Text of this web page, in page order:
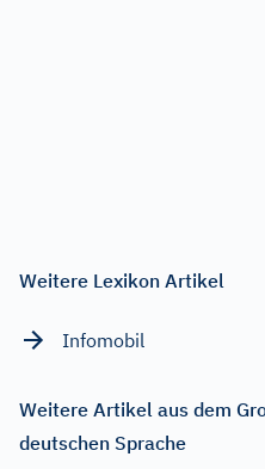
Weitere Lexikon Artikel
Infomobil
Weitere Artikel aus dem
deutschen Sprache